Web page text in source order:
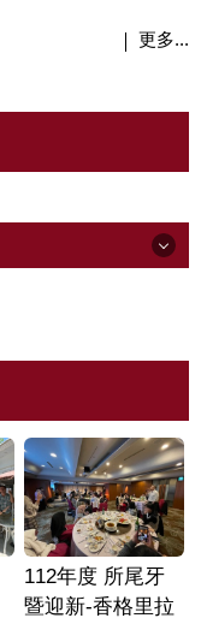
更多...
112年度 所尾牙
暨迎新-香格里拉